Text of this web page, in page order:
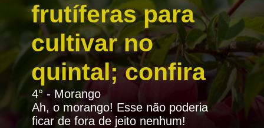
frutíferas para
cultivar no
quintal; confira
4° - Morango
Ah, o morango! Esse não poderia
ficar de fora de jeito nenhum!